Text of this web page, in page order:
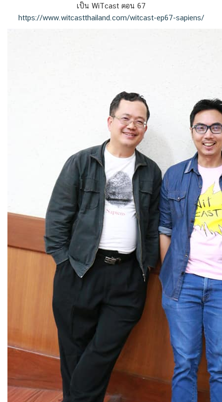
เป็น WiTcast ตอน 67
https://www.witcastthailand.com/witcast-ep67-sapiens/